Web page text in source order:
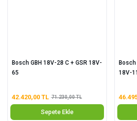
Bosch GBH 18V-28 C + GSR 18V-
65
42.420,00 TL 71.230,00 TL
Sepete Ekle
Bosch
18V-11